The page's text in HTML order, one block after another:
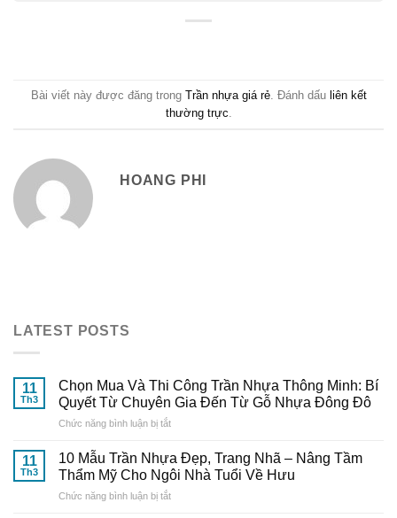
Bài viết này được đăng trong Trần nhựa giá rẻ. Đánh dấu liên kết
thường trực
HOANG PHI
LATEST POSTS
11
Th3
Chọn Mua Và Thi Công Trần Nhựa Thông Minh: Bí
Quyết Từ Chuyên Gia Đến Từ Gỗ Nhựa Đông Đô
Chức năng bình luận bị tắtở
Mua
Và
Thi
Công
11
Th3
10 Mẫu Trần Nhựa Đẹp, Trang Nhã – Nâng Tầm
Thẩm Mỹ Cho Ngôi Nhà Tuổi Về Hưu
Chức năng bình luận bị tắtở